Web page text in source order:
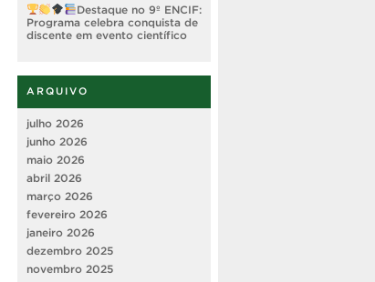
Destaque no 9º ENCIF:
Programa celebra conquista de
discente em evento científico
ARQUIVO
julho 2026
junho 2026
maio 2026
abril 2026
março 2026
fevereiro 2026
janeiro 2026
dezembro 2025
novembro 2025